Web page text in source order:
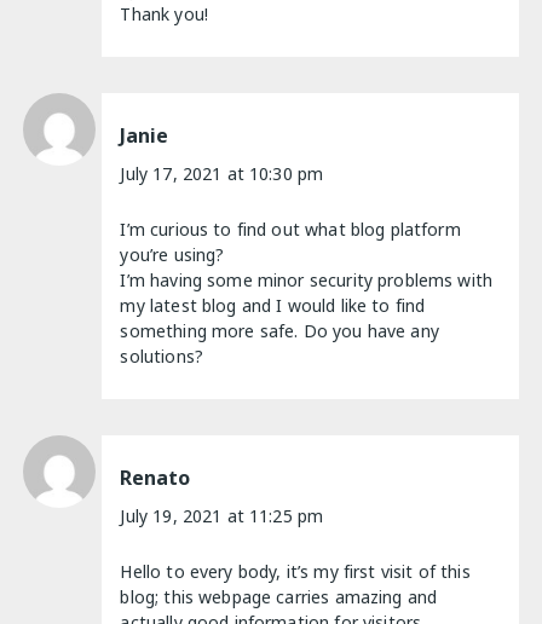
Thank you!
Janie
July 17, 2021 at 10:30 pm
I’m curious to find out what blog platform
you’re using?
I’m having some minor security problems with
my latest blog and I would like to find
something more safe. Do you have any
solutions?
Renato
July 19, 2021 at 11:25 pm
Hello to every body, it’s my first visit of this
blog; this webpage carries amazing and